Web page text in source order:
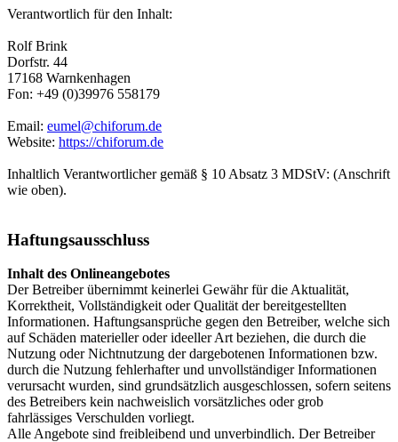
Verantwortlich für den Inhalt:
Rolf Brink
Dorfstr. 44
17168 Warnkenhagen
Fon: +49 (0)39976 558179
Email: eumel@chiforum.de
Website: https://chiforum.de
Inhaltlich Verantwortlicher gemäß § 10 Absatz 3 MDStV: (Anschrift
wie oben).
Haftungsausschluss
Inhalt des Onlineangebotes
Der Betreiber übernimmt keinerlei Gewähr für die Aktualität,
Korrektheit, Vollständigkeit oder Qualität der bereitgestellten
Informationen. Haftungsansprüche gegen den Betreiber, welche sich
auf Schäden materieller oder ideeller Art beziehen, die durch die
Nutzung oder Nichtnutzung der dargebotenen Informationen bzw.
durch die Nutzung fehlerhafter und unvollständiger Informationen
verursacht wurden, sind grundsätzlich ausgeschlossen, sofern seitens
des Betreibers kein nachweislich vorsätzliches oder grob
fahrlässiges Verschulden vorliegt.
Alle Angebote sind freibleibend und unverbindlich. Der Betreiber